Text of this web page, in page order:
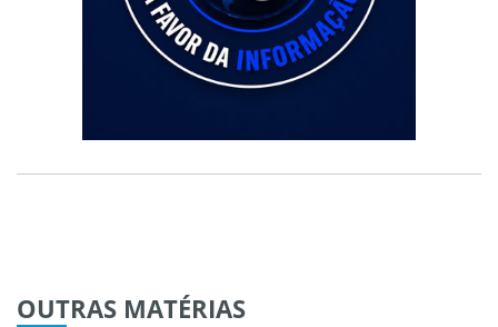
OUTRAS MATÉRIAS